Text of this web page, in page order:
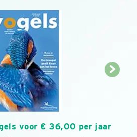
voor € 36,00 per jaar